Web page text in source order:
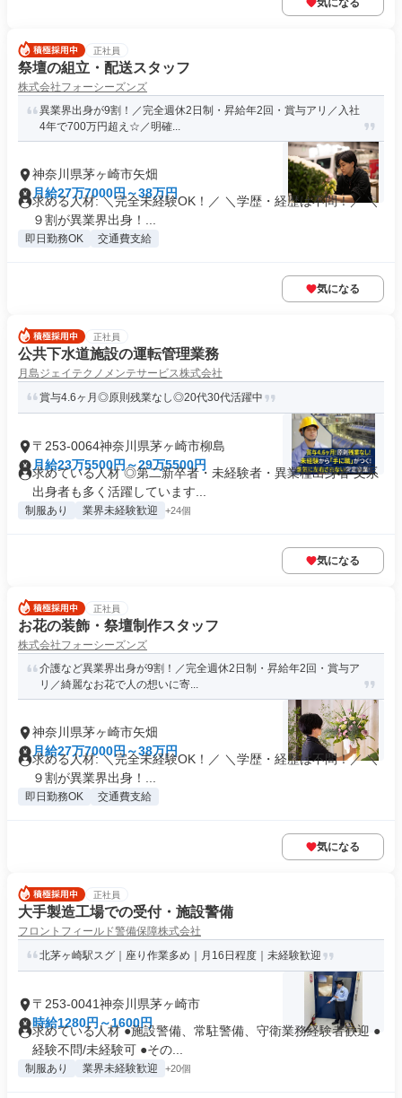
気になる
正社員
祭壇の組立・配送スタッフ
株式会社フォーシーズンズ
異業界出身が9割！／完全週休2日制・昇給年2回・賞与アリ／入社
4年で700万円超え☆／明確...
神奈川県茅ヶ崎市矢畑
月給27万7000円～38万円
求める人材: ＼完全未経験OK！／ ＼学歴・経歴は不問！／ ＼
９割が異業界出身！...
即日勤務OK 交通費支給
気になる
正社員
公共下水道施設の運転管理業務
月島ジェイテクノメンテサービス株式会社
賞与4.6ヶ月◎原則残業なし◎20代30代活躍中
〒253-0064神奈川県茅ヶ崎市柳島
月給23万5500円～29万5500円
求めている人材 ◎第二新卒者・未経験者・異業種出身者 文系
出身者も多く活躍しています...
制服あり 業界未経験歓迎 +24個
気になる
正社員
お花の装飾・祭壇制作スタッフ
株式会社フォーシーズンズ
介護など異業界出身が9割！／完全週休2日制・昇給年2回・賞与ア
リ／綺麗なお花で人の想いに寄...
神奈川県茅ヶ崎市矢畑
月給27万7000円～38万円
求める人材: ＼完全未経験OK！／ ＼学歴・経歴は不問！／ ＼
９割が異業界出身！...
即日勤務OK 交通費支給
気になる
正社員
大手製造工場での受付・施設警備
フロントフィールド警備保障株式会社
北茅ヶ崎駅スグ｜座り作業多め｜月16日程度｜未経験歓迎
〒253-0041神奈川県茅ヶ崎市
時給1280円～1600円
求めている人材 ●施設警備、常駐警備、守衛業務経験者歓迎 ●
経験不問/未経験可 ●その...
制服あり 業界未経験歓迎 +20個